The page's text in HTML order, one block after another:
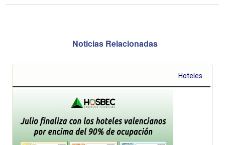
Noticias Relacionadas
Hoteles